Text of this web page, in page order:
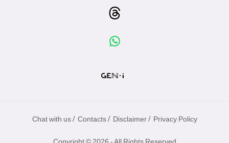
Chat with us / Contacts / Disclaimer / Privacy Policy